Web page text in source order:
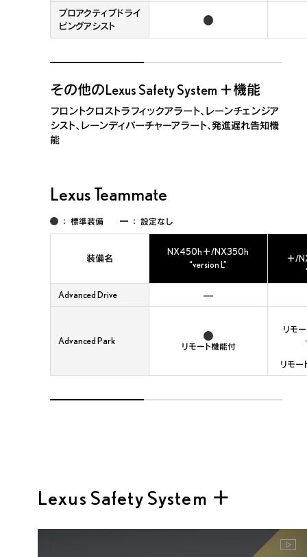
プロアクティブドライ
ビングアシスト
その他のLexus Safety System ＋機能
フロントクロストラフィックアラート、レーンチェンジア
シスト、レーンディパーチャーアラート、発進遅れ告知機
能
Lexus Teammate
： 標準装備 ： 設定なし
装備名
NX450h＋/NX350h
“version L”
＋/
Advanced Drive
Advanced Park
リモート機能付
リモ
リモー
Lexus Safety System ＋